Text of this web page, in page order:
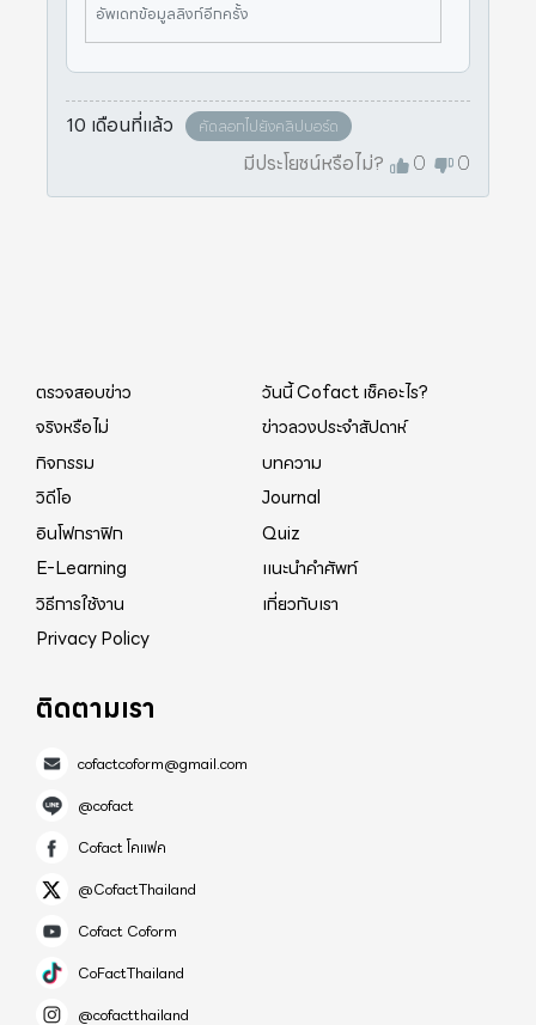
อัพเดทข้อมูลลิงก์อีกครั้ง
10 เดือนที่แล้ว คัดลอกไปยังคลิปบอร์ด
มีประโยชน์หรือไม่? 0 0
ตรวจสอบข่าว
วันนี้ Cofact เช็คอะไร?
จริงหรือไม่
ข่าวลวงประจำสัปดาห์
กิจกรรม
บทความ
วิดีโอ
Journal
อินโฟกราฟิก
Quiz
E-Learning
แนะนำคำศัพท์
วิธีการใช้งาน
เกี่ยวกับเรา
Privacy Policy
ติดตามเรา
cofactcoform@gmail.com
@cofact
Cofact โคแฟค
@CofactThailand
Cofact Coform
CoFactThailand
@cofactthailand